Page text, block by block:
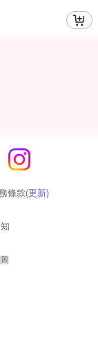
條款(更新)